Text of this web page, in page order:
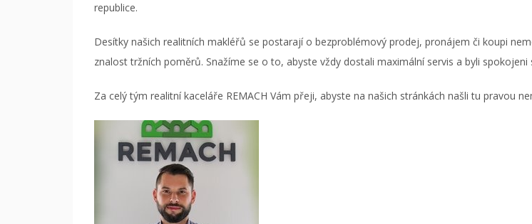
republice.
Desítky našich realitních makléřů se postarají o bezproblémový prodej, pronájem či koupi
znalost tržních poměrů. Snažíme se o to, abyste vždy dostali maximální servis a byli spokojeni
Za celý tým realitní kaceláře REMACH Vám přeji, abyste na našich stránkách našli tu pravou